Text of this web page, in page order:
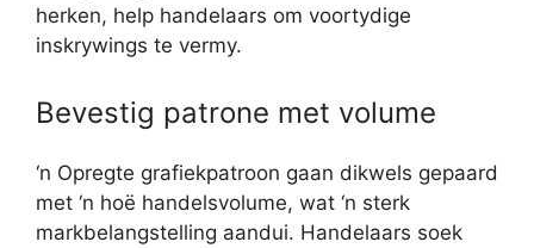
herken, help handelaars om voortydige
inskrywings te vermy.
Bevestig patrone met volume
‘n Opregte grafiekpatroon gaan dikwels gepaard
met ‘n hoë handelsvolume, wat ‘n sterk
markbelangstelling aandui. Handelaars soek